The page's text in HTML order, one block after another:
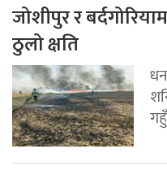
जोशीपुर र
ठुलो क्षति